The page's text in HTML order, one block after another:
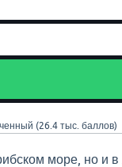
(26.4 тыс. баллов)
море, но и